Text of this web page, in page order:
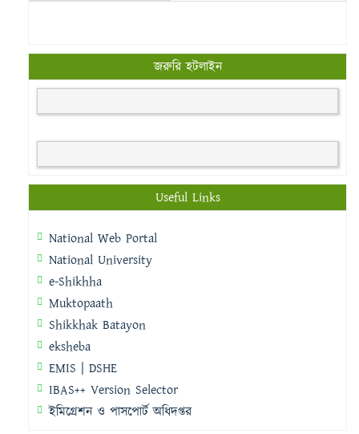
জরুরি হটলাইন
Useful Links
National Web Portal
National University
e-Shikhha
Muktopaath
Shikkhak Batayon
eksheba
EMIS | DSHE
IBAS++ Version Selector
ইমিগ্রেশন ও পাসপোর্ট অধিদপ্তর